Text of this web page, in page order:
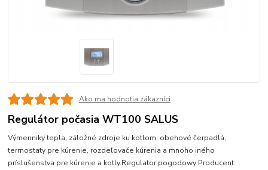
Ako ma hodnotia zákazníci
Regulátor počasia WT100 SALUS
Výmenniky tepla, záložné zdroje ku kotlom, obehové čerpadlá,
termostaty pre kúrenie, rozdeľovače kúrenia a mnoho iného
príslušenstva pre kúrenie a kotly.Regulator pogodowy Producent: